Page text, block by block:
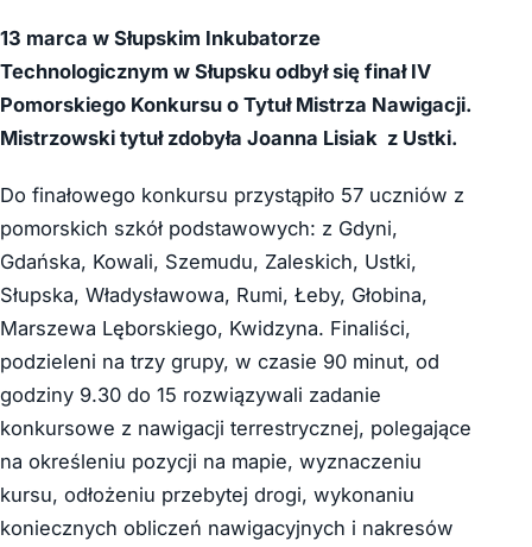
13 marca w Słupskim Inkubatorze
Technologicznym w Słupsku odbył się finał IV
Pomorskiego Konkursu o Tytuł Mistrza Nawigacji.
Mistrzowski tytuł zdobyła Joanna Lisiak z Ustki.
Do finałowego konkursu przystąpiło 57 uczniów z
pomorskich szkół podstawowych: z Gdyni,
Gdańska, Kowali, Szemudu, Zaleskich, Ustki,
Słupska, Władysławowa, Rumi, Łeby, Głobina,
Marszewa Lęborskiego, Kwidzyna. Finaliści,
podzieleni na trzy grupy, w czasie 90 minut, od
godziny 9.30 do 15 rozwiązywali zadanie
konkursowe z nawigacji terrestrycznej, polegające
na określeniu pozycji na mapie, wyznaczeniu
kursu, odłożeniu przebytej drogi, wykonaniu
koniecznych obliczeń nawigacyjnych i nakresów